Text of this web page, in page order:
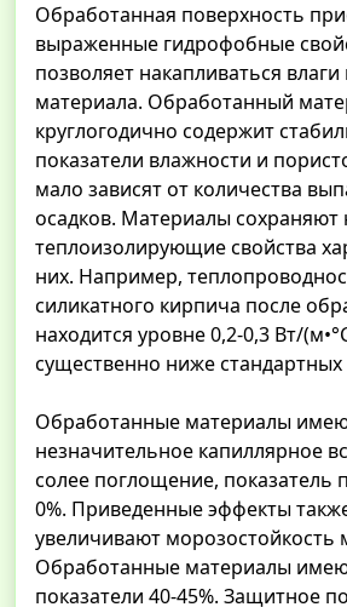
Обработанная поверхность
выраженные гидрофобные
позволяет накапливаться влаги
материала. Обработанный
круглогодично содержит
показатели влажности и
мало зависят от количества
осадков. Материалы
теплоизолирующие свойства
них. Например,
силикатного кирпича после
находится уровне 0,2-0,3 Вт/
существенно ниже стандартных
Обработанные материалы
незначительное капиллярное
солее поглощение, показатель
0%. Приведенные эффекты
увеличивают морозостойкость
Обработанные материалы
показатели 40-45%. Защитное